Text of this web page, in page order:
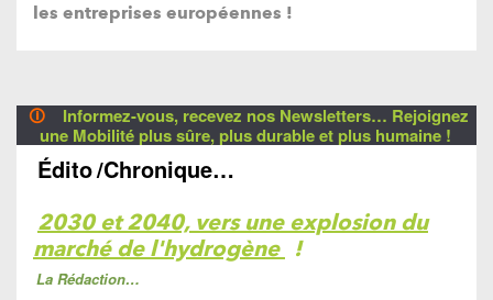
les entreprises européennes !
🛈
Informez-vous, recevez nos Newsletters… Rejoignez
une Mobilité plus sûre, plus durable et plus humaine !
Édito/Chronique…
2030 et 2040, vers une explosion du
marché de l'hydrogène !
La Rédaction…